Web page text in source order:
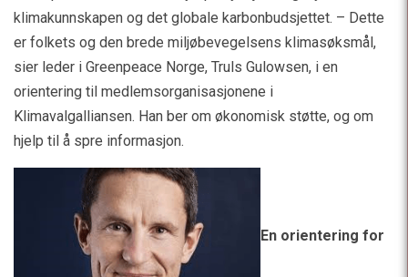
klimakunnskapen og det globale karbonbudsjettet. – Dette
er folkets og den brede miljøbevegelsens klimasøksmål,
sier leder i Greenpeace Norge, Truls Gulowsen, i en
orientering til medlemsorganisasjonene i
Klimavalgalliansen. Han ber om økonomisk støtte, og om
hjelp til å spre informasjon.
En orientering for